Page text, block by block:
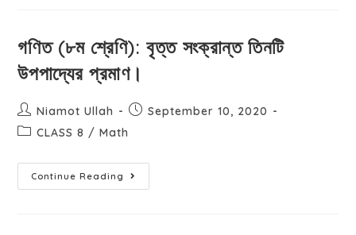
গণিত (৮ম শ্রেণি): বৃত্ত সংক্রান্ত তিনটি
উপপাদ্যের প্রমাণ।
Niamot Ullah
September 10, 2020
CLASS 8 / Math
Continue Reading